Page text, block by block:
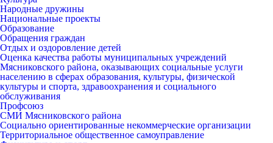
Народные дружины
Национальные проекты
Образование
Обращения граждан
Отдых и оздоровление детей
Оценка качества работы муниципальных учреждений
Мясниковского района, оказывающих социальные услуги
населению в сферах образования, культуры, физической
культуры и спорта, здравоохранения и социального
обслуживания
Профсоюз
СМИ Мясниковского района
Социально ориентированные некоммерческие организации
Территориальное общественное самоуправление